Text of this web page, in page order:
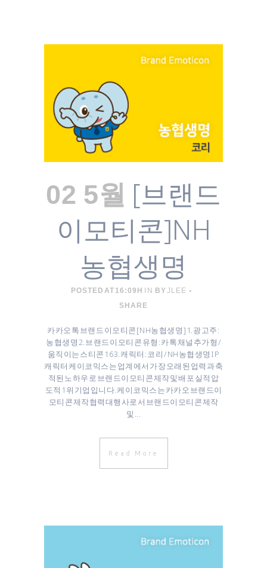
02 5월 [브랜드
이모티콘]NH
농협생명
POSTED AT 16:09H IN BYJLEE
SHARE
카카오톡 브랜드 이모티콘 [ NH농협생명 ] 1. 광고주 :
농협생명 2. 브랜드 이모티콘 유형 : 카톡 채널추가형 /
움직이는 스티콘 16 3. 캐릭터 : 코리 / NH농협생명 IP
캐릭터 케이코믹스는 업계에서 가장 오래된 업력과 축
적된 노하우로 브랜드이모티콘 제작 및 배포 실적 압
도적 1위 기업입니다. 케이코믹스는 카카오 브랜드이
모티콘 제작협력대행사로서 브랜드이모티콘 제작
및...
Read More